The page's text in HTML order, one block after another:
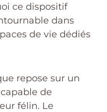
ce dispositif
dans
de vie dédiés
repose sur un
de
félin. Le